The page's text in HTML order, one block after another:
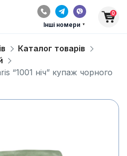
Інші номери
0
Каталог товарів
“1001 ніч” купаж чорного